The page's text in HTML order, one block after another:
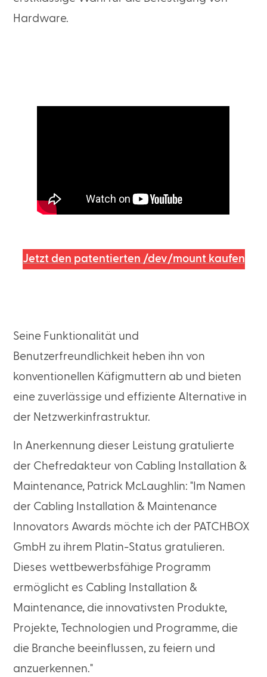
Hardware.
Jetzt den patentierten /dev/mount kaufen
Seine Funktionalität und
Benutzerfreundlichkeit heben ihn von
konventionellen Käfigmuttern ab und bieten
eine zuverlässige und effiziente Alternative in
der Netzwerkinfrastruktur.
In Anerkennung dieser Leistung gratulierte
der Chefredakteur von Cabling Installation &
Maintenance, Patrick McLaughlin: "Im Namen
der Cabling Installation & Maintenance
Innovators Awards möchte ich der PATCHBOX
GmbH zu ihrem Platin-Status gratulieren.
Dieses wettbewerbsfähige Programm
ermöglicht es Cabling Installation &
Maintenance, die innovativsten Produkte,
Projekte, Technologien und Programme, die
die Branche beeinflussen, zu feiern und
anzuerkennen."